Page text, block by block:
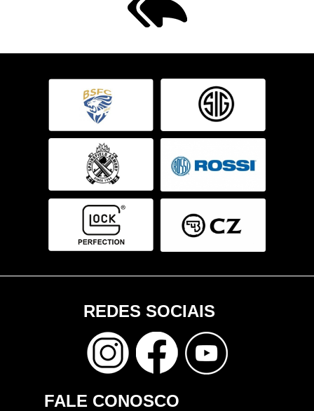
REDES SOCIAIS
FALE CONOSCO